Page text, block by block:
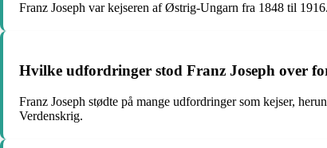
Franz Joseph var kejseren af ​​Østrig-Ungarn fra 1848 til
Hvilke udfordringer stod Franz Joseph over
Franz Joseph stødte på mange udfordringer som kejser,
Verdenskrig.